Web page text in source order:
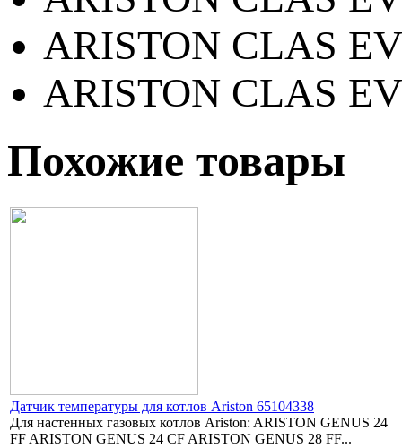
ARISTON CLAS
ARISTON CLAS
Похожие товары
Датчик температуры для котлов Ariston 65104338
Для настенных газовых котлов Ariston: ARISTON GENUS 24
FF ARISTON GENUS 24 CF ARISTON GENUS 28 FF...